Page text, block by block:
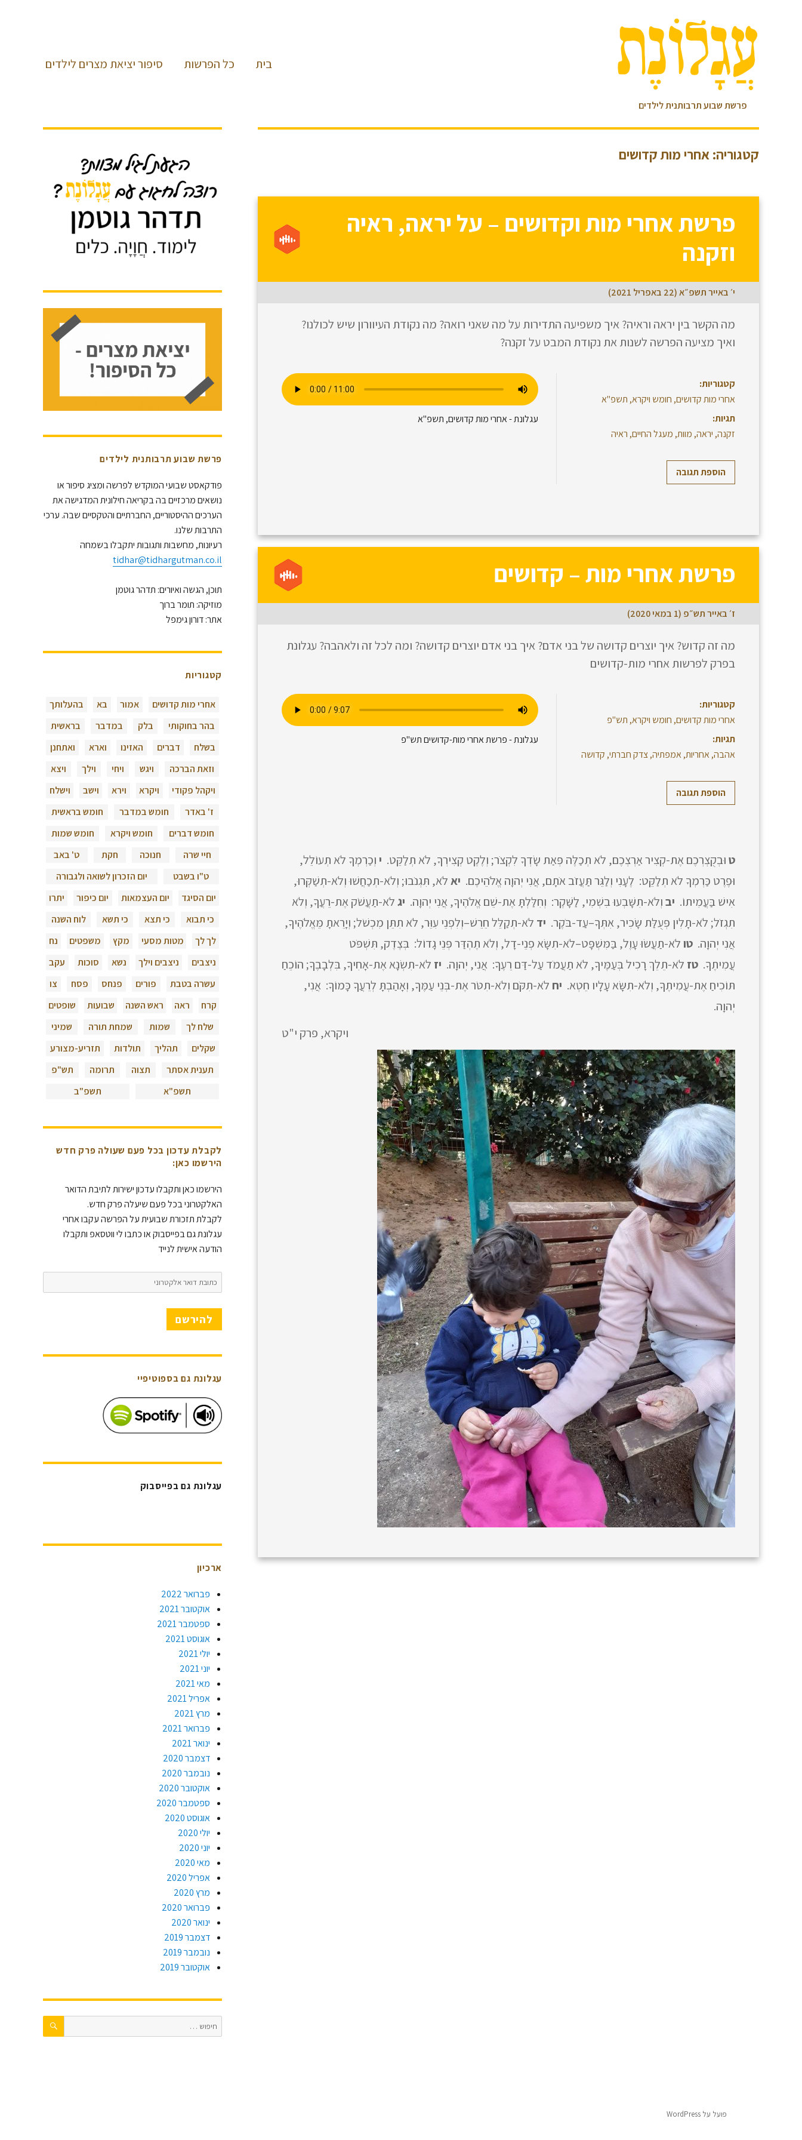
פרשת שבוע תרבותנית לילדים
בית כל הפרשות סיפור יציאת מצרים לילדים
קטגוריה: אחרי מות קדושים
פרשת אחרי מות וקדושים – על יראה, ראיה
וזקנה
י׳ באייר תשפ״א (22 באפריל 2021)
מה הקשר בין יראה וראיה? איך משפיעה התדירות על מה שאני רואה? מה נקודת העיוורון שיש לכולנו?
ואיך מציעה הפרשה לשנות את נקודת המבט על זקנה?
קטגוריות:
אחרי מות קדושים, חומש ויקרא, תשפ"א
תגיות:
זקנה, יראה, מוות, מעגל החיים, ראיה
הוספת תגובה
עגלונת - אחרי מות קדושים, תשפ"א
פרשת אחרי מות – קדושים
ז׳ באייר תש״פ (1 במאי 2020)
מה זה קדוש? איך יוצרים קדושה של בני אדם? איך בני אדם יוצרים קדושה? ומה לכל זה ולאהבה? עגלונת
בפרק לפרשות אחרי מות-קדושים
קטגוריות:
אחרי מות קדושים, חומש ויקרא, תש"פ
תגיות:
אהבה,אחריות,אמפתיה,צדק חברתי, קדושה
הוספת תגובה
עגלונת - פרשת אחרי מות-קדושים תש"פ
טוּבְקֻצְרְכֶם אֶת-קְצִיר אַרְצְכֶם, לֹא תְכַלֶּה פְּאַת שָׂדְךָ לִקְצֹר; וְלֶקֶט קְצִירְךָ, לֹא תְלַקֵּט. יוְכַרְמְךָ לֹא תְעוֹלֵל,
וּפֶרֶט כַּרְמְךָ לֹא תְלַקֵּט: לֶעָנִי וְלַגֵּר תַּעֲזֹב אֹתָם, אֲנִי יְהוָה אֱלֹהֵיכֶם. יאלֹא, תִּגְנֹבוּ; וְלֹא-תְכַחֲשׁוּ וְלֹא-תְשַׁקְּרוּ,
אִישׁ בַּעֲמִיתוֹ. יבוְלֹא-תִשָּׁבְעוּ בִשְׁמִי, לַשָּׁקֶר: וְחִלַּלְתָּ אֶת-שֵׁם אֱלֹהֶיךָ, אֲנִי יְהוָה. יגלֹא-תַעֲשֹׁק אֶת-רֵעֲךָ, וְלֹא
תִגְזֹל; לֹא-תָלִין פְּעֻלַּת שָׂכִיר, אִתְּךָ–עַד-בֹּקֶר. יד לֹא-תְקַלֵּל חֵרֵשׁ–וְלִפְנֵי עִוֵּר, לֹא תִתֵּן מִכְשֹׁל; וְיָרֵאתָ מֵּאֱלֹהֶיךָ,
אֲנִי יְהוָה. טולֹא-תַעֲשׂוּ עָוֶל, בַּמִּשְׁפָּט–לֹא-תִשָּׂא פְנֵי-דָל, וְלֹא תֶהְדַּר פְּנֵי גָדוֹל: בְּצֶדֶק, תִּשְׁפֹּט
עֲמִיתֶךָ. טז לֹא-תֵלֵךְ רָכִיל בְּעַמֶּיךָ, לֹא תַעֲמֹד עַל-דַּם רֵעֶךָ: אֲנִי, יְהוָה. יז לֹא-תִשְׂנָא אֶת-אָחִיךָ, בִּלְבָבֶךָ; הוֹכֵחַ
תּוֹכִיחַ אֶת-עֲמִיתֶךָ, וְלֹא-תִשָּׂא עָלָיו חֵטְא. יח לֹא-תִקֹּם וְלֹא-תִטֹּר אֶת-בְּנֵי עַמֶּךָ, וְאָהַבְתָּ לְרֵעֲךָ כָּמוֹךָ: אֲנִי,
יְהוָה.
ויקרא, פרק י"ט
פרשת שבוע תרבותנית לילדים
פודקאסט שבועי המוקדש לפרשה ומציג סיפור או
נושאים מרכזיים בה בקריאה חילונית המדגישה את
הערכים ההיסטוריים, החברתיים והטקסיים שבה. ערכי
התרבות שלנו.
רעיונות, מחשבות ותגובות יתקבלו בשמחה
tidhar@tidhargutman.co.il
תוכן, הגשה ואיורים: תדהר גוטמן
מוזיקה: תומר ברוך
אתר: דורון גימפל
קטגוריות
אחרי מות קדושים אמור בא
בהעלותך
בהר בחוקותי
בלק במדבר
בראשית
בשלח
דברים האזינו וארא
ואתחנן
וזאת הברכה
ויגש ויחי וילך
ויצא
ויקהל פקודי
ויקרא וירא וישב
וישלח
ז' באדר
חומש במדבר
חומש בראשית
חומש דברים
חומש ויקרא
חומש שמות
חיי שרה
חנוכה חקת
ט' באב
ט"ו בשבט
יום הזכרון לשואה ולגבורה
יום הסיגד
יום העצמאות יום כיפור
יתרו
כי תבוא
כי תצא כי תשא
לוח השנה
לך לך
מטות מסעי מקץ משפטים
נח
ניצבים
ניצבים וילך נשא סוכות
עקב
עשרה בטבת
פורים פנחס פסח
צו
קרח
ראה ראש השנה שבועות
שופטים
שלח לך
שמות שמחת תורה
שמיני
שקלים
תהליך תולדות
תזריע-מצורע
תענית אסתר
תצוה תרומה
תש"פ
תשפ"א
תשפ"ב
לקבלת עדכון בכל פעם שעולה פרק חדש
הירשמו כאן:
הירשמו כאן ותקבלו עדכון ישירות לתיבת הדואר
האלקטרוני בכל פעם שיעלה פרק חדש.
לקבלת תזכורת שבועית על הפרשה עקבו אחרי
עגלונת גם בפייסבוק או כתבו לי ווטסאפ ותקבלו
הודעה אישית לנייד
כתובת
דואר
אלקטרוני
להירשם
עגלונת גם בספוטיפיי
עגלונת גם בפייסבוק
ארכיון
פברואר 2022
אוקטובר 2021
ספטמבר 2021
אוגוסט 2021
יולי 2021
יוני 2021
מאי 2021
אפריל 2021
מרץ 2021
פברואר 2021
ינואר 2021
דצמבר 2020
נובמבר 2020
אוקטובר 2020
ספטמבר 2020
אוגוסט 2020
יולי 2020
יוני 2020
מאי 2020
אפריל 2020
מרץ 2020
פברואר 2020
ינואר 2020
דצמבר 2019
נובמבר 2019
אוקטובר 2019
חפש: חיפוש
פועל על WordPress